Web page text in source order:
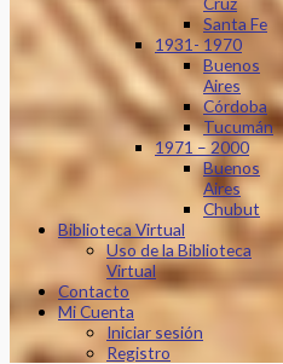
Santa Fe
1931- 1970
Buenos
Aires
Córdoba
Tucumán
1971 – 2000
Buenos
Aires
Chubut
Biblioteca Virtual
Uso de la Biblioteca
Virtual
Contacto
Mi Cuenta
Iniciar sesión
Registro